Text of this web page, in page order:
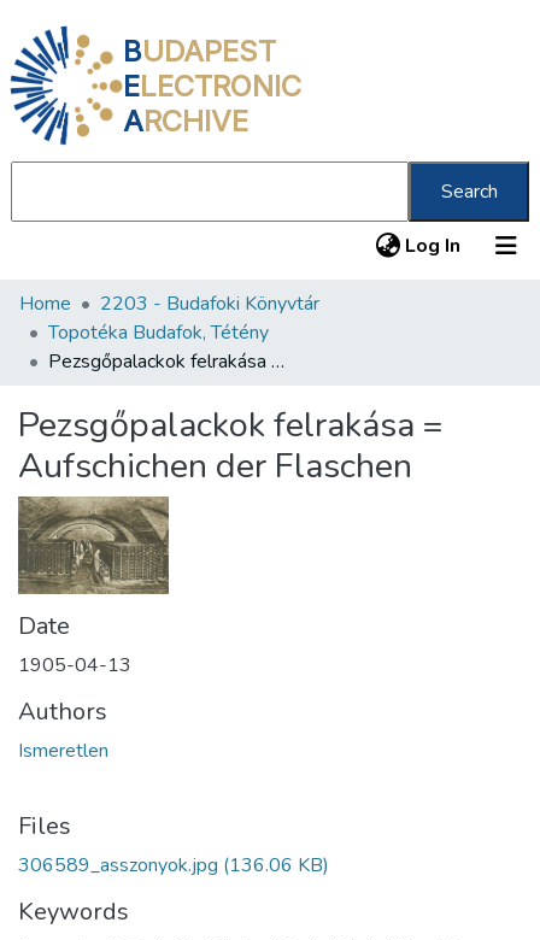
BUDAPEST
ELECTRONIC
ARCHIVE
Search
Log In (current)
Communities & Collections
All of DSpace
About us
Home
2203 - Budafoki Könyvtár
Topotéka Budafok, Tétény
Pezsgőpalackok felrakása = Aufschichen der Flaschen
Pezsgőpalackok felrakása =
Aufschichen der Flaschen
Date
1905-04-13
Authors
Ismeretlen
Files
306589_asszonyok.jpg (136.06 KB)
Keywords